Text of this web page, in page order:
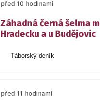
před 10 hodinami
Záhadná černá šelma
Hradecku a u Budějovic
Táborský deník
před 11 hodinami